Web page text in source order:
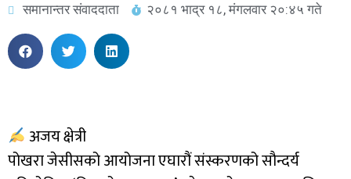
समानान्तर संवाददाता २०८१ भाद्र १८, मंगलवार २०:४५ गते
अजय क्षेत्री
पोखरा जेसीसको आयोजना एघारौं संस्करणको सौन्दर्य